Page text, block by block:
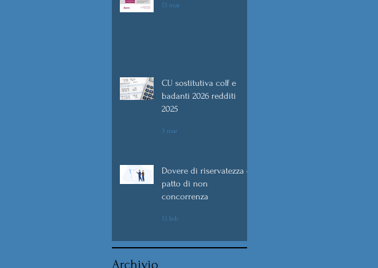
13 mar
CU sostitutiva colf e
badanti 2026 redditi
2025
3 mar
Dovere di riservatezza e
patto di non
concorrenza
13 feb
Archivio